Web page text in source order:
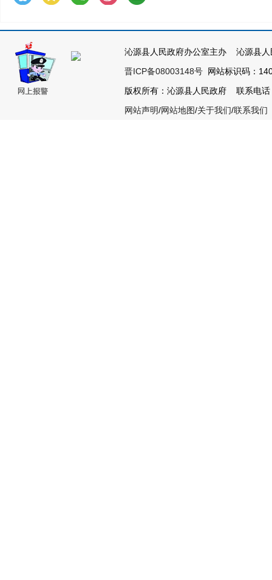
沁源县人民政府办公室主办 沁源县
晋ICP备08003148号 网站标识码：
版权所有：沁源县人民政府 联系电
网站声明/网站地图/关于我们/联系我们